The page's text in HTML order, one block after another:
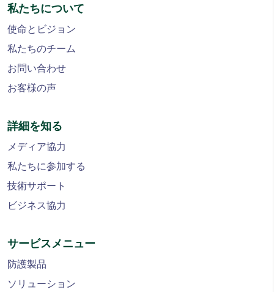
私たちについて
使命とビジョン
私たちのチーム
お問い合わせ
お客様の声
詳細を知る
メディア協力
私たちに参加する
技術サポート
ビジネス協力
サービスメニュー
防護製品
ソリューション